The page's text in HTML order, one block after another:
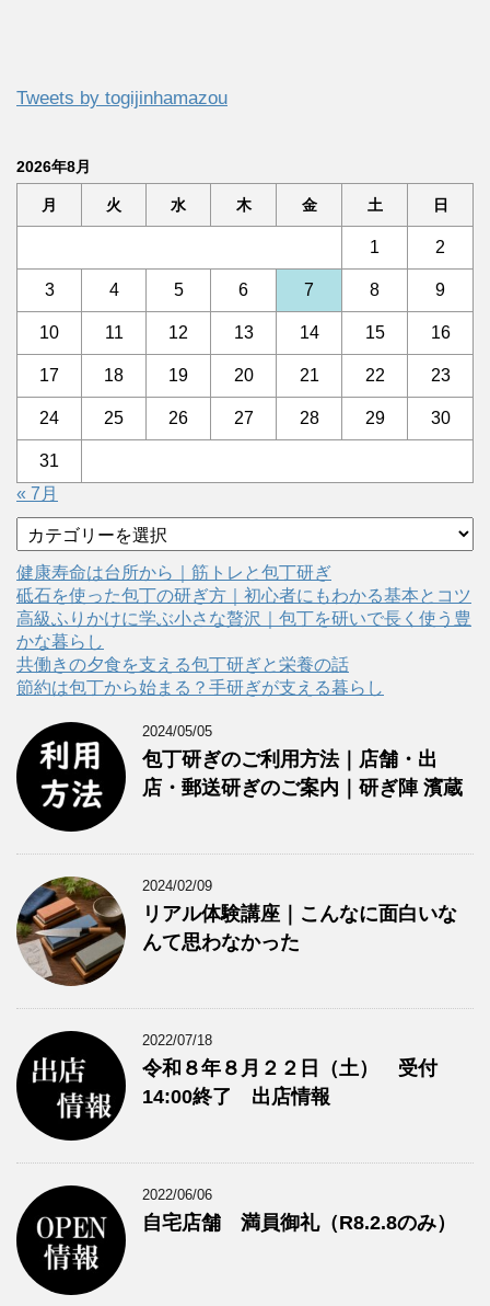
Tweets by togijinhamazou
2026年8月
月 火 水 木 金 土 日
1 2
3 4 5 6 7 8 9
10 11 12 13 14 15 16
17 18 19 20 21 22 23
24 25 26 27 28 29 30
31
« 7月
テ
ゴ
リ
ー
健康寿命は台所から｜筋トレと包丁研ぎ
砥石を使った包丁の研ぎ方｜初心者にもわかる基本とコツ
高級ふりかけに学ぶ小さな贅沢｜包丁を研いで長く使う豊
かな暮らし
共働きの夕食を支える包丁研ぎと栄養の話
節約は包丁から始まる？手研ぎが支える暮らし
2024/05/05
包丁研ぎのご利用方法｜店舗・出
店・郵送研ぎのご案内｜研ぎ陣 濱蔵
2024/02/09
リアル体験講座｜こんなに面白いな
んて思わなかった
2022/07/18
令和８年８月２２日（土） 受付
14:00終了 出店情報
2022/06/06
自宅店舗 満員御礼（R8.2.8のみ）